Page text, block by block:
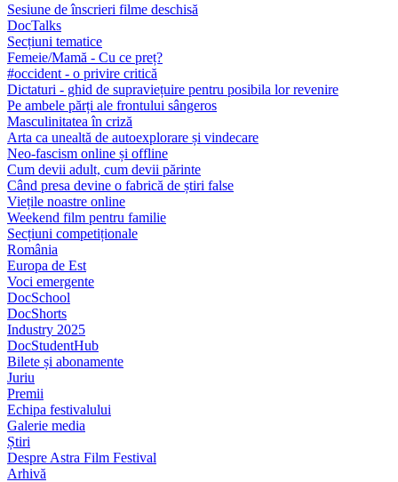
Sesiune de înscrieri filme deschisă
DocTalks
Secțiuni tematice
Femeie/Mamă - Cu ce preț?
#occident - o privire critică
Dictaturi - ghid de supraviețuire pentru posibila lor revenire
Pe ambele părți ale frontului sângeros
Masculinitatea în criză
Arta ca unealtă de autoexplorare și vindecare
Neo-fascism online și offline
Cum devii adult, cum devii părinte
Când presa devine o fabrică de știri false
Viețile noastre online
Weekend film pentru familie
Secțiuni competiționale
România
Europa de Est
Voci emergente
DocSchool
DocShorts
Industry 2025
DocStudentHub
Bilete și abonamente
Juriu
Premii
Echipa festivalului
Galerie media
Știri
Despre Astra Film Festival
Arhivă